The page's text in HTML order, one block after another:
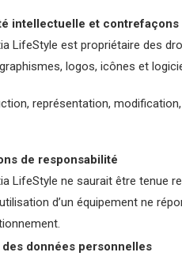
intellectuelle et contrefaçons
LifeStyle est propriétaire des
logos, icônes et
représentation,
de responsabilité
LifeStyle ne saurait être tenue
d’un équipement ne
des données personnelles